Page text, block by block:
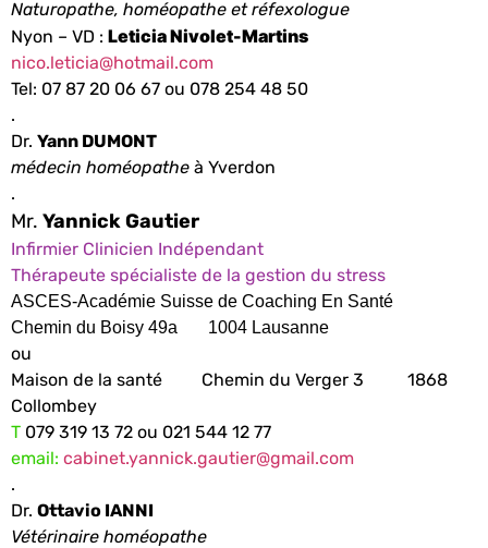
Naturopathe, homéopathe et réfexologue
Nyon – VD : Leticia Nivolet-Martins
nico.leticia@hotmail.com
Tel: 07 87 20 06 67 ou 078 254 48 50
.
Dr. Yann DUMONT
médecin homéopathe à Yverdon
.
Mr. Yannick Gautier
Infirmier Clinicien Indépendant
Thérapeute spécialiste de la gestion du stress
ASCES-Académie Suisse de Coaching En Santé
Chemin du Boisy 49a 1004 Lausanne
ou
Maison de la santé Chemin du Verger 3 1868
Collombey
T 079 319 13 72 ou 021 544 12 77
email: cabinet.yannick.gautier@gmail.com
.
Dr. Ottavio IANNI
Vétérinaire homéopathe